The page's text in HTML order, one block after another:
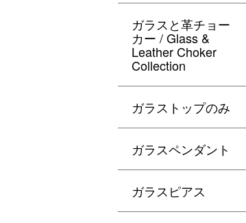
ガラスと革チョー
カー / Glass &
Leather Choker
Collection
ガラストップのみ
ガラスペンダント
ガラスピアス